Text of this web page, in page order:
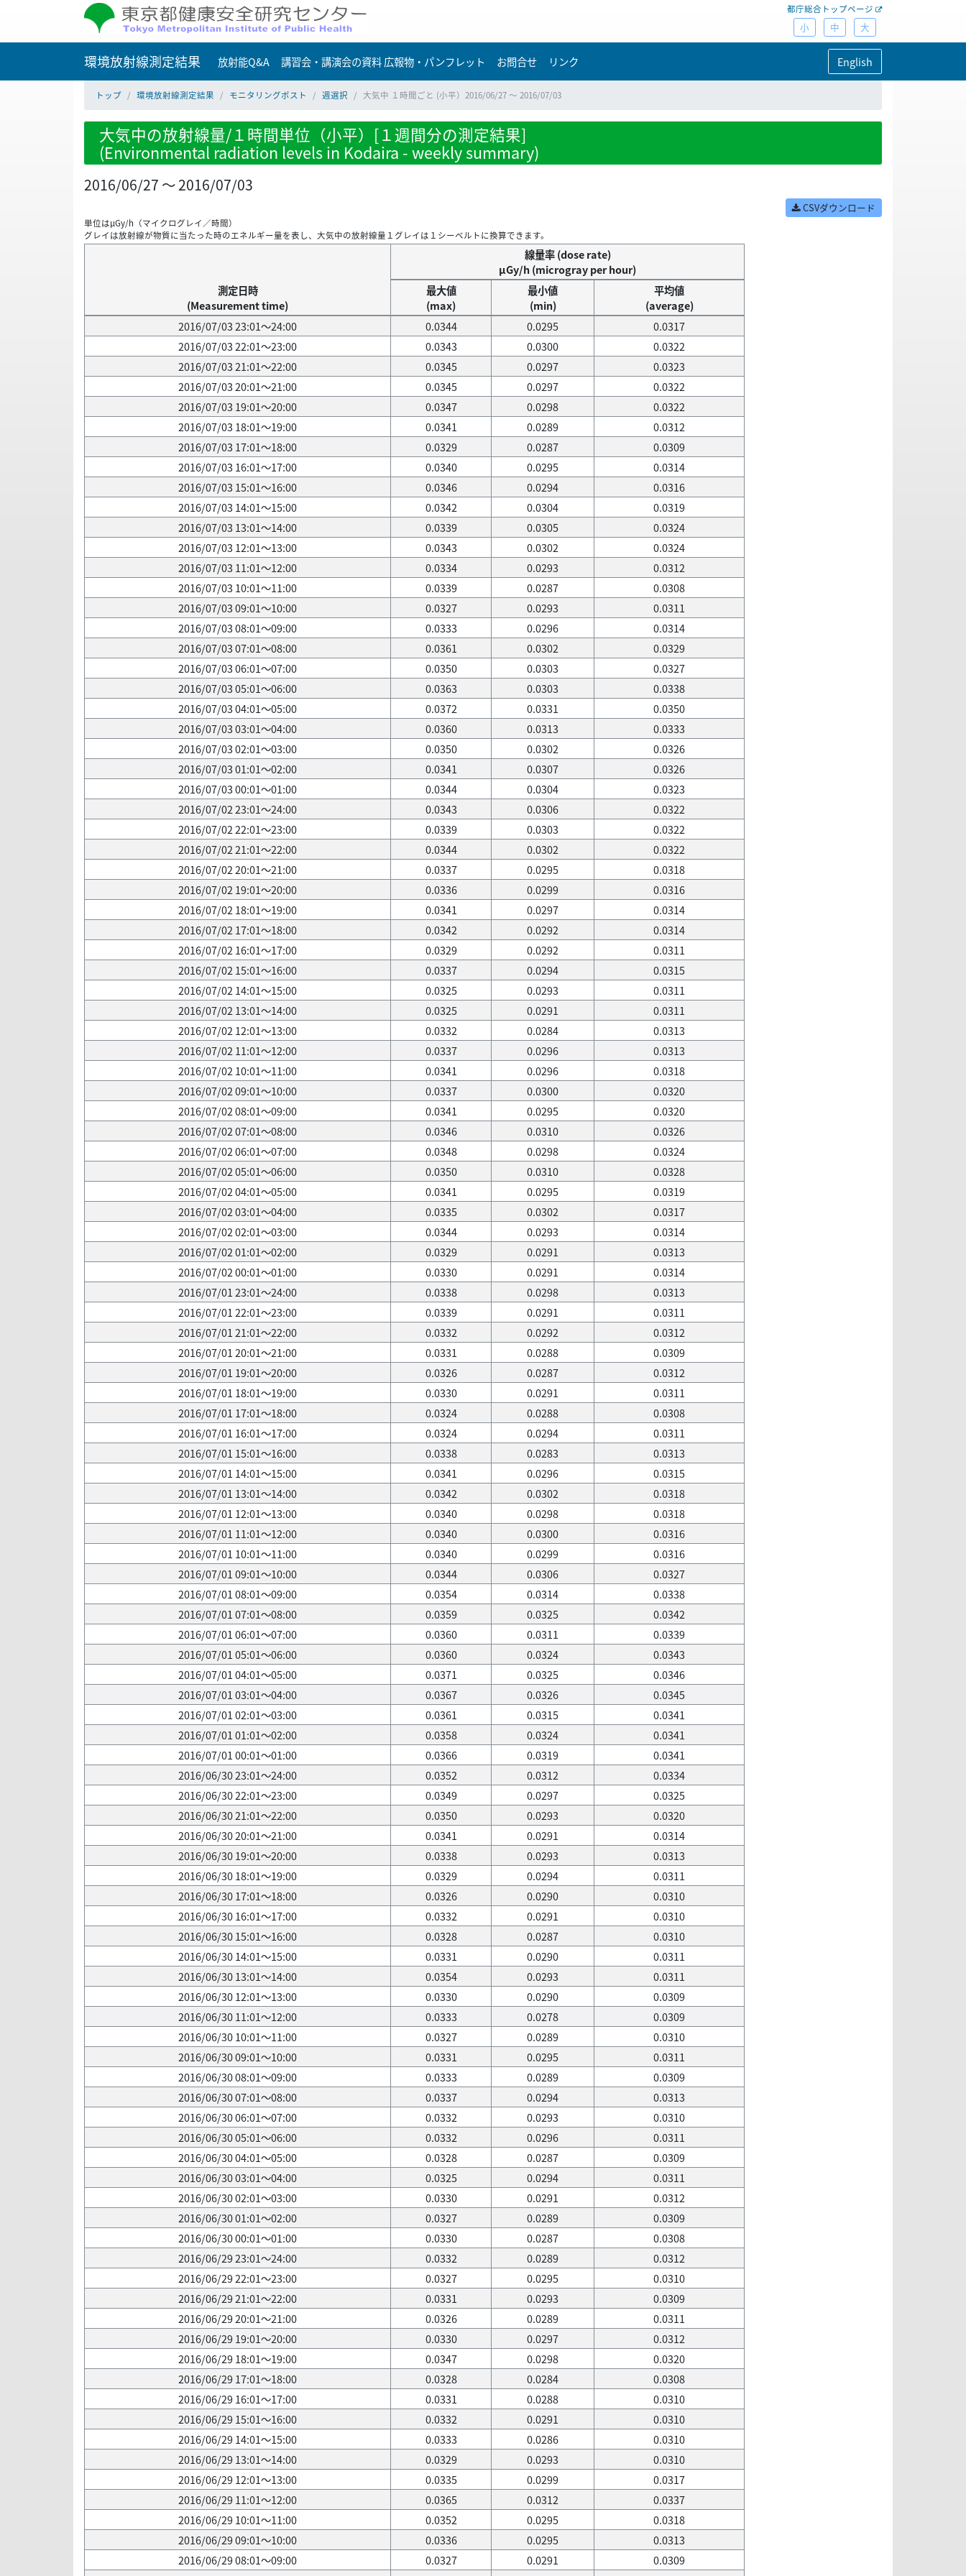
都庁総合トップページ
小 中 大
環境放射線測定結果 放射能Q&A 講習会・講演会の資料 広報物・パンフレット お問合せ リンク English
トップ 環境放射線測定結果 モニタリングポスト 週選択 大気中 １時間ごと (小平）2016/06/27 ～ 2016/07/03
大気中の放射線量/１時間単位（小平）[１週間分の測定結果]
(Environmental radiation levels in Kodaira - weekly summary)
2016/06/27 ～ 2016/07/03
CSVダウンロード
単位はμGy/h（マイクログレイ／時間）
グレイは放射線が物質に当たった時のエネルギー量を表し、大気中の放射線量１グレイは１シーベルトに換算できます。
測定日時
(Measurement time)
線量率 (dose rate)
μGy/h (microgray per hour)
最大値
(max)
最小値
(min)
平均値
(average)
2016/07/03 23:01～24:00
0.0344 0.0295
0.0317
2016/07/03 22:01～23:00
0.0343 0.0300
0.0322
2016/07/03 21:01～22:00
0.0345 0.0297
0.0323
2016/07/03 20:01～21:00
0.0345 0.0297
0.0322
2016/07/03 19:01～20:00
0.0347 0.0298
0.0322
2016/07/03 18:01～19:00
0.0341 0.0289
0.0312
2016/07/03 17:01～18:00
0.0329 0.0287
0.0309
2016/07/03 16:01～17:00
0.0340 0.0295
0.0314
2016/07/03 15:01～16:00
0.0346 0.0294
0.0316
2016/07/03 14:01～15:00
0.0342 0.0304
0.0319
2016/07/03 13:01～14:00
0.0339 0.0305
0.0324
2016/07/03 12:01～13:00
0.0343 0.0302
0.0324
2016/07/03 11:01～12:00
0.0334 0.0293
0.0312
2016/07/03 10:01～11:00
0.0339 0.0287
0.0308
2016/07/03 09:01～10:00
0.0327 0.0293
0.0311
2016/07/03 08:01～09:00
0.0333 0.0296
0.0314
2016/07/03 07:01～08:00
0.0361 0.0302
0.0329
2016/07/03 06:01～07:00
0.0350 0.0303
0.0327
2016/07/03 05:01～06:00
0.0363 0.0303
0.0338
2016/07/03 04:01～05:00
0.0372 0.0331
0.0350
2016/07/03 03:01～04:00
0.0360 0.0313
0.0333
2016/07/03 02:01～03:00
0.0350 0.0302
0.0326
2016/07/03 01:01～02:00
0.0341 0.0307
0.0326
2016/07/03 00:01～01:00
0.0344 0.0304
0.0323
2016/07/02 23:01～24:00
0.0343 0.0306
0.0322
2016/07/02 22:01～23:00
0.0339 0.0303
0.0322
2016/07/02 21:01～22:00
0.0344 0.0302
0.0322
2016/07/02 20:01～21:00
0.0337 0.0295
0.0318
2016/07/02 19:01～20:00
0.0336 0.0299
0.0316
2016/07/02 18:01～19:00
0.0341 0.0297
0.0314
2016/07/02 17:01～18:00
0.0342 0.0292
0.0314
2016/07/02 16:01～17:00
0.0329 0.0292
0.0311
2016/07/02 15:01～16:00
0.0337 0.0294
0.0315
2016/07/02 14:01～15:00
0.0325 0.0293
0.0311
2016/07/02 13:01～14:00
0.0325 0.0291
0.0311
2016/07/02 12:01～13:00
0.0332 0.0284
0.0313
2016/07/02 11:01～12:00
0.0337 0.0296
0.0313
2016/07/02 10:01～11:00
0.0341 0.0296
0.0318
2016/07/02 09:01～10:00
0.0337 0.0300
0.0320
2016/07/02 08:01～09:00
0.0341 0.0295
0.0320
2016/07/02 07:01～08:00
0.0346 0.0310
0.0326
2016/07/02 06:01～07:00
0.0348 0.0298
0.0324
2016/07/02 05:01～06:00
0.0350 0.0310
0.0328
2016/07/02 04:01～05:00
0.0341 0.0295
0.0319
2016/07/02 03:01～04:00
0.0335 0.0302
0.0317
2016/07/02 02:01～03:00
0.0344 0.0293
0.0314
2016/07/02 01:01～02:00
0.0329 0.0291
0.0313
2016/07/02 00:01～01:00
0.0330 0.0291
0.0314
2016/07/01 23:01～24:00
0.0338 0.0298
0.0313
2016/07/01 22:01～23:00
0.0339 0.0291
0.0311
2016/07/01 21:01～22:00
0.0332 0.0292
0.0312
2016/07/01 20:01～21:00
0.0331 0.0288
0.0309
2016/07/01 19:01～20:00
0.0326 0.0287
0.0312
2016/07/01 18:01～19:00
0.0330 0.0291
0.0311
2016/07/01 17:01～18:00
0.0324 0.0288
0.0308
2016/07/01 16:01～17:00
0.0324 0.0294
0.0311
2016/07/01 15:01～16:00
0.0338 0.0283
0.0313
2016/07/01 14:01～15:00
0.0341 0.0296
0.0315
2016/07/01 13:01～14:00
0.0342 0.0302
0.0318
2016/07/01 12:01～13:00
0.0340 0.0298
0.0318
2016/07/01 11:01～12:00
0.0340 0.0300
0.0316
2016/07/01 10:01～11:00
0.0340 0.0299
0.0316
2016/07/01 09:01～10:00
0.0344 0.0306
0.0327
2016/07/01 08:01～09:00
0.0354 0.0314
0.0338
2016/07/01 07:01～08:00
0.0359 0.0325
0.0342
2016/07/01 06:01～07:00
0.0360 0.0311
0.0339
2016/07/01 05:01～06:00
0.0360 0.0324
0.0343
2016/07/01 04:01～05:00
0.0371 0.0325
0.0346
2016/07/01 03:01～04:00
0.0367 0.0326
0.0345
2016/07/01 02:01～03:00
0.0361 0.0315
0.0341
2016/07/01 01:01～02:00
0.0358 0.0324
0.0341
2016/07/01 00:01～01:00
0.0366 0.0319
0.0341
2016/06/30 23:01～24:00
0.0352 0.0312
0.0334
2016/06/30 22:01～23:00
0.0349 0.0297
0.0325
2016/06/30 21:01～22:00
0.0350 0.0293
0.0320
2016/06/30 20:01～21:00
0.0341 0.0291
0.0314
2016/06/30 19:01～20:00
0.0338 0.0293
0.0313
2016/06/30 18:01～19:00
0.0329 0.0294
0.0311
2016/06/30 17:01～18:00
0.0326 0.0290
0.0310
2016/06/30 16:01～17:00
0.0332 0.0291
0.0310
2016/06/30 15:01～16:00
0.0328 0.0287
0.0310
2016/06/30 14:01～15:00
0.0331 0.0290
0.0311
2016/06/30 13:01～14:00
0.0354 0.0293
0.0311
2016/06/30 12:01～13:00
0.0330 0.0290
0.0309
2016/06/30 11:01～12:00
0.0333 0.0278
0.0309
2016/06/30 10:01～11:00
0.0327 0.0289
0.0310
2016/06/30 09:01～10:00
0.0331 0.0295
0.0311
2016/06/30 08:01～09:00
0.0333 0.0289
0.0309
2016/06/30 07:01～08:00
0.0337 0.0294
0.0313
2016/06/30 06:01～07:00
0.0332 0.0293
0.0310
2016/06/30 05:01～06:00
0.0332 0.0296
0.0311
2016/06/30 04:01～05:00
0.0328 0.0287
0.0309
2016/06/30 03:01～04:00
0.0325 0.0294
0.0311
2016/06/30 02:01～03:00
0.0330 0.0291
0.0312
2016/06/30 01:01～02:00
0.0327 0.0289
0.0309
2016/06/30 00:01～01:00
0.0330 0.0287
0.0308
2016/06/29 23:01～24:00
0.0332 0.0289
0.0312
2016/06/29 22:01～23:00
0.0327 0.0295
0.0310
2016/06/29 21:01～22:00
0.0331 0.0293
0.0309
2016/06/29 20:01～21:00
0.0326 0.0289
0.0311
2016/06/29 19:01～20:00
0.0330 0.0297
0.0312
2016/06/29 18:01～19:00
0.0347 0.0298
0.0320
2016/06/29 17:01～18:00
0.0328 0.0284
0.0308
2016/06/29 16:01～17:00
0.0331 0.0288
0.0310
2016/06/29 15:01～16:00
0.0332 0.0291
0.0310
2016/06/29 14:01～15:00
0.0333 0.0286
0.0310
2016/06/29 13:01～14:00
0.0329 0.0293
0.0310
2016/06/29 12:01～13:00
0.0335 0.0299
0.0317
2016/06/29 11:01～12:00
0.0365 0.0312
0.0337
2016/06/29 10:01～11:00
0.0352 0.0295
0.0318
2016/06/29 09:01～10:00
0.0336 0.0295
0.0313
2016/06/29 08:01～09:00
0.0327 0.0291
0.0309